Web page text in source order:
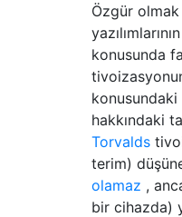
Özgür
konusunda
tivoizasyonun
konusundaki
hakkındaki
Torvalds
terim)
olamaz ,
bir cihazda)